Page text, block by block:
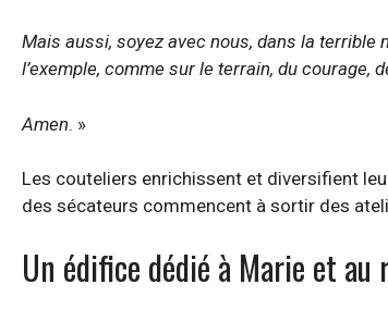
Mais aussi, soyez avec nous, dans la terrible
l’exemple, comme sur le terrain, du courage,
Amen. »
Les couteliers enrichissent et diversifient
des sécateurs commencent à sortir des
Un édifice dédié à Marie et au